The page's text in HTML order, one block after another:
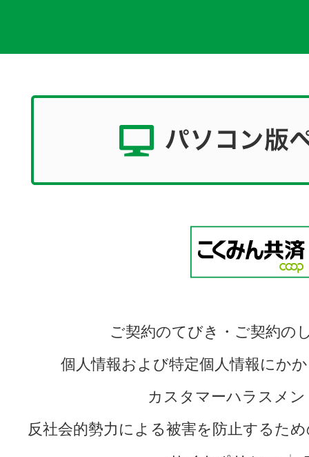
ご契約のてびき・ご契約の
個人情報および特定個人情報にか
カスタマーハラスメ
反社会的勢力による被害を防止するた